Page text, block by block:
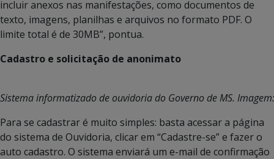
incluir anexos nas manifestações, como documentos de
texto, imagens, planilhas e arquivos no formato PDF. O
limite total é de 30MB”, pontua.
Cadastro e solicitação de anonimato
Sistema informatizado de ouvidoria do Governo de MS.
Para se cadastrar é muito simples: basta acessar a página
do sistema de Ouvidoria, clicar em “Cadastre-se” e fazer o
auto cadastro. O sistema enviará um e-mail de confirmação